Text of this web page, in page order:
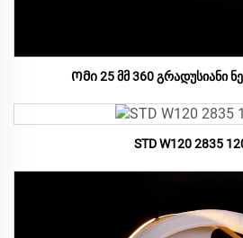
Ომი 25 მმ 360 გრადუსიანი
STD W120 2835